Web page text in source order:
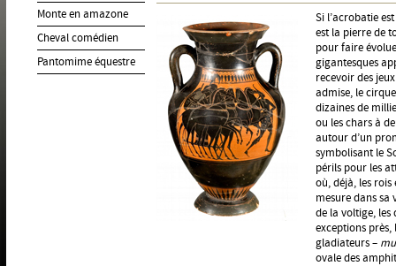
Monte en amazone
Cheval comédien
Pantomime équestre
Si l’acrobatie
est la pierre de
pour faire
gigantesques
recevoir des
admise, le
dizaines de
ou les chars à
autour d’un
symbolisant le
périls pour les
où, déjà, les rois
mesure dans sa
de la voltige, les
exceptions
gladiateurs –
ovale des